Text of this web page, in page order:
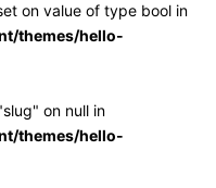
on value of type bool in
themes/hello-
on null in
themes/hello-